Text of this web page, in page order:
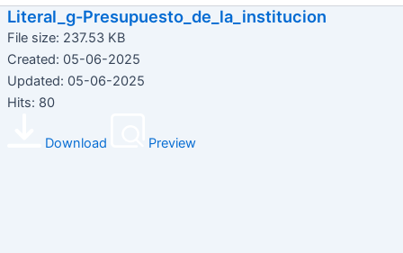
Literal_g-Presupuesto_de_la_institucion
File size: 237.53 KB
Created: 05-06-2025
Updated: 05-06-2025
Hits: 80
Download Preview